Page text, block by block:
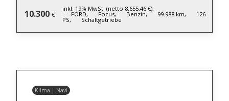
10.300 €
inkl. 19% MwSt. (netto 8.655,46 €),
FORD, Focus, Benzin, 99.988 km, 126
PS, Schaltgetriebe
Klima | Navi